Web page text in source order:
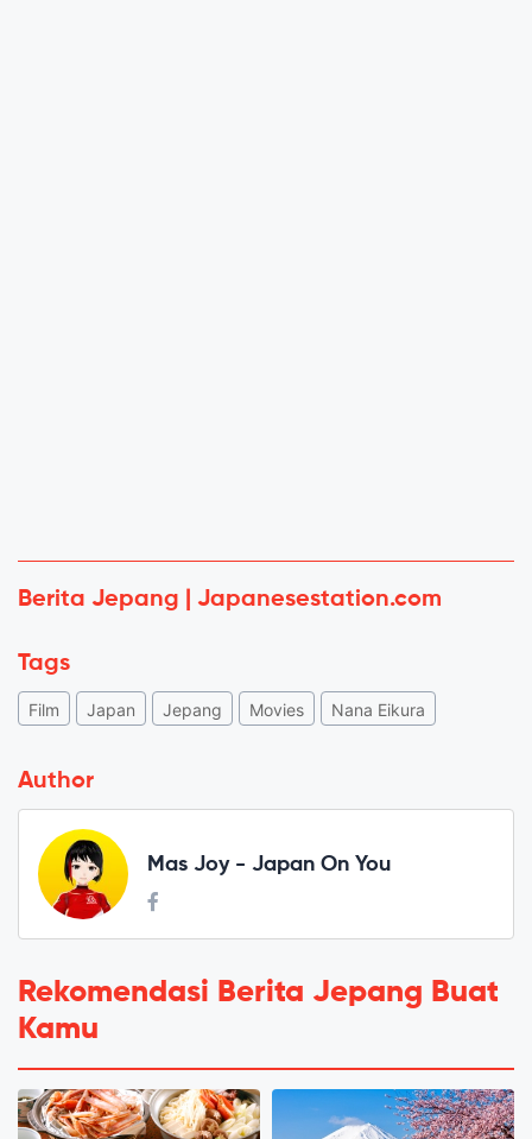
Berita Jepang | Japanesestation.com
Tags
Film Japan Jepang Movies Nana Eikura
Author
Mas Joy - Japan On You
Rekomendasi Berita Jepang Buat
Kamu